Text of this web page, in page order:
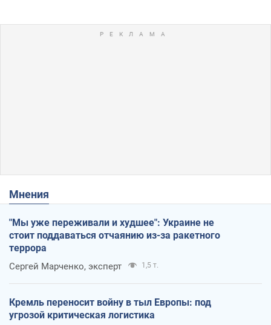
Мнения
"Мы уже переживали и худшее": Украине не
стоит поддаваться отчаянию из-за ракетного
террора
Сергей Марченко, эксперт 1,5 т.
Кремль переносит войну в тыл Европы: под
угрозой критическая логистика